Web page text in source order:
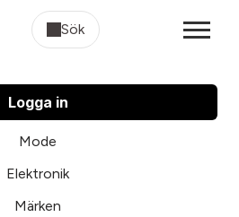
Sök
Logga in
Mode
Elektronik
Märken